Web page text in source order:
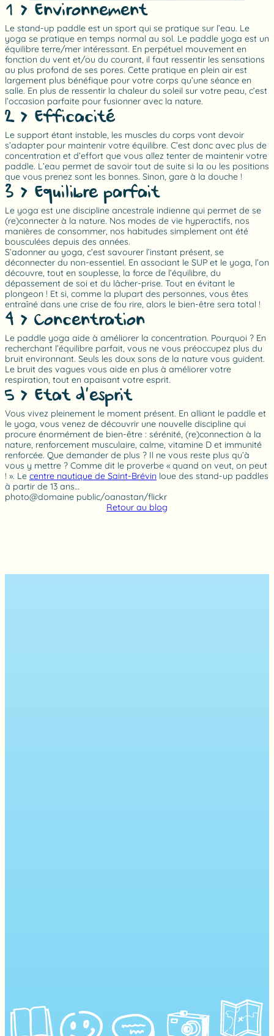
1 > Environnement
Le stand-up paddle est un sport qui se pratique sur l’eau. Le
yoga se pratique en temps normal au sol. Le paddle yoga est un
équilibre terre/mer intéressant. En perpétuel mouvement en
fonction du vent et/ou du courant, il faut ressentir les sensations
au plus profond de ses pores. Cette pratique en plein air est
largement plus bénéfique pour votre corps qu’une séance en
salle. En plus de ressentir la chaleur du soleil sur votre peau, c’est
l’occasion parfaite pour fusionner avec la nature.
2 > Efficacité
Le support étant instable, les muscles du corps vont devoir
s’adapter pour maintenir votre équilibre. C’est donc avec plus de
concentration et d’effort que vous allez tenter de maintenir votre
paddle. L’eau permet de savoir tout de suite si la ou les positions
que vous prenez sont les bonnes. Sinon, gare à la douche !
3 > Equilibre parfait
Le yoga est une discipline ancestrale indienne qui permet de se
(re)connecter à la nature. Nos modes de vie hyperactifs, nos
manières de consommer, nos habitudes simplement ont été
bousculées depuis des années.
S’adonner au yoga, c’est savourer l’instant présent, se
déconnecter du non-essentiel. En associant le SUP et le yoga, l’on
découvre, tout en souplesse, la force de l’équilibre, du
dépassement de soi et du lâcher-prise. Tout en évitant le
plongeon ! Et si, comme la plupart des personnes, vous êtes
entraîné dans une crise de fou rire, alors le bien-être sera total !
4 > Concentration
Le paddle yoga aide à améliorer la concentration. Pourquoi ? En
recherchant l’équilibre parfait, vous ne vous préoccupez plus du
bruit environnant. Seuls les doux sons de la nature vous guident.
Le bruit des vagues vous aide en plus à améliorer votre
respiration, tout en apaisant votre esprit.
5 > Etat d’esprit
Vous vivez pleinement le moment présent. En alliant le paddle et
le yoga, vous venez de découvrir une nouvelle discipline qui
procure énormément de bien-être : sérénité, (re)connection à la
nature, renforcement musculaire, calme, vitamine D et immunité
renforcée. Que demander de plus ? Il ne vous reste plus qu’à
vous y mettre ? Comme dit le proverbe « quand on veut, on peut
! ». Le centre nautique de Saint-Brévin loue des stand-up paddles
à partir de 13 ans…
photo@domaine public/oanastan/flickr
Retour au blog